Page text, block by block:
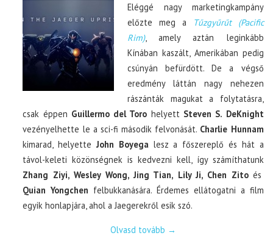
Eléggé nagy marketingkampány
előzte meg a
Tűzgyűrűt (Pacific
Rim), amely aztán leginkább
Kínában kaszált, Amerikában pedig
csúnyán befürdött. De a végső
eredmény láttán nagy nehezen
rászánták magukat a folytatásra,
csak éppen Guillermo del Toro helyett Steven S. DeKnight
vezényelhette le a sci-fi második felvonását. Charlie Hunnam
kimarad, helyette John Boyega lesz a főszereplő és hát a
távol-keleti közönségnek is kedvezni kell, így számíthatunk
Zhang Ziyi, Wesley Wong, Jing Tian, Lily Ji, Chen Zitoés
Quian Yongchen felbukkanására. Érdemes ellátogatni a film
egyik honlapjára, ahol a Jaegerekről esik szó.
Olvasd tovább →